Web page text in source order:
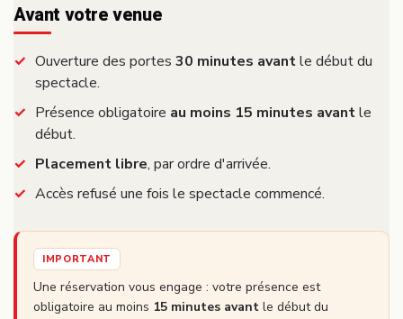
Avant votre venue
Ouverture des portes 30 minutes avantle début du
spectacle.
Présence obligatoire au moins 15 minutes avantle
début.
Placement libre, par ordre d'arrivée.
Accès refusé une fois le spectacle commencé.
IMPORTANT
Une réservation vous engage : votre présence est
obligatoire au moins 15 minutes avant le début du